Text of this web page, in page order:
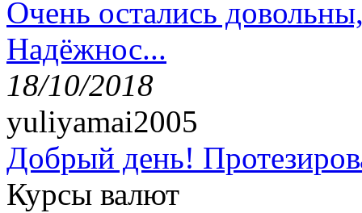
Очень остались
Надёжнос...
18/10/2018
yuliyamai2005
Добрый день!
Курсы валют